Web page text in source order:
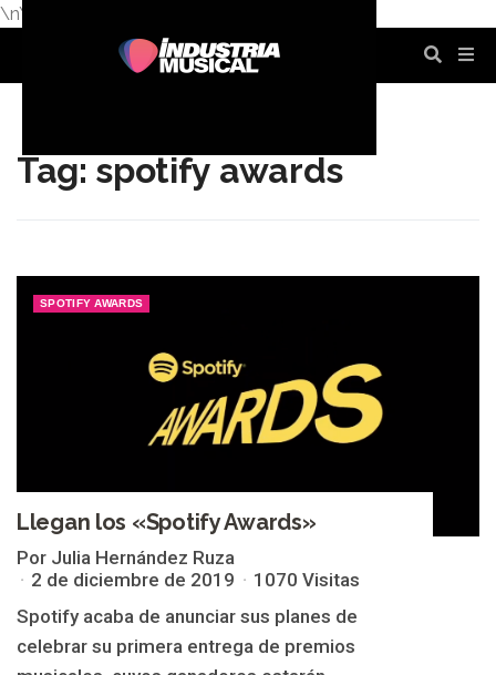
\n\n
Tag: spotify awards
SPOTIFY AWARDS
Llegan los «Spotify Awards»
Por Julia Hernández Ruza
2 de diciembre de 2019
1070 Visitas
Spotify acaba de anunciar sus planes de
celebrar su primera entrega de premios